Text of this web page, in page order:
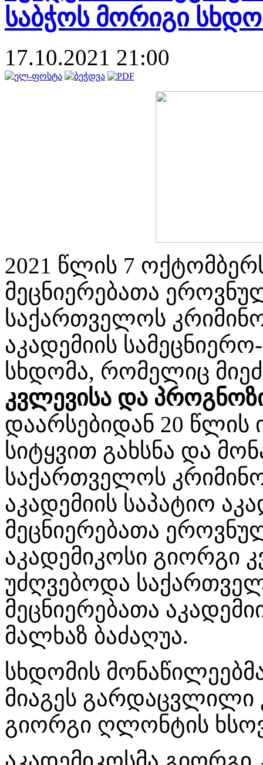
საბჭოს მორიგი
17.10.2021 21:00
2021 წლის 7
მეცნიერებათა
საქართველოს
აკადემიის
სხდომა, რომელიც
კვლევისა და
დაარსებიდან 20 წლის
სიტყვით გახსნა და
საქართველოს
აკადემიის საპატიო
მეცნიერებათა
აკადემიკოსი გიორგი
უძღვებოდა
მეცნიერებათა
მალხაზ ბაძაღუა.
სხდომის
მიაგეს
გიორგი ღლონტის